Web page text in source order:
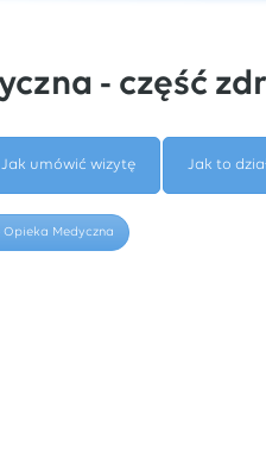
- część
Jak umówić wizytę Jak to
Opieka Medyczna